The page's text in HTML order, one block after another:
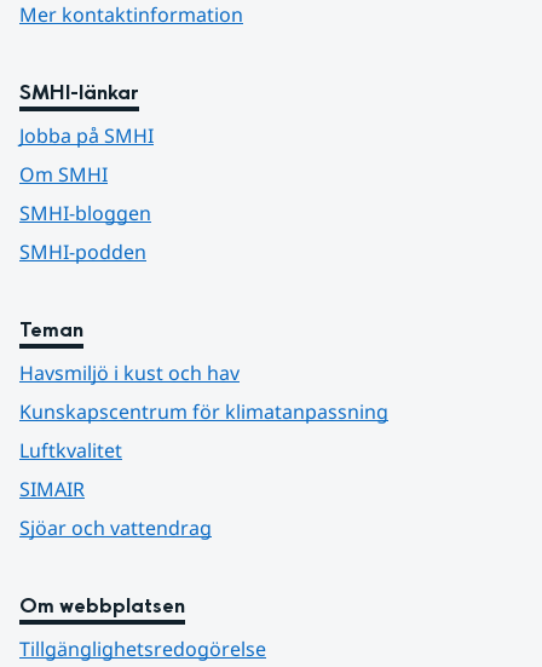
Mer kontaktinformation
SMHI-länkar
Jobba på SMHI
Om SMHI
SMHI-bloggen
SMHI-podden
Teman
Havsmiljö i kust och hav
Kunskapscentrum för klimatanpassning
Luftkvalitet
SIMAIR
Sjöar och vattendrag
Om webbplatsen
Tillgänglighetsredogörelse